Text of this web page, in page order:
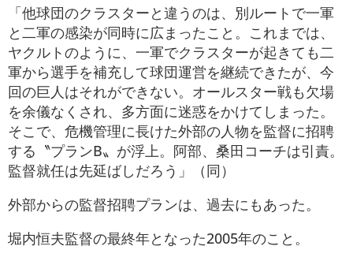
「他球団のクラスターと違うのは、別ルートで一軍
と二軍の感染が同時に広まったこと。これまでは、
ヤクルトのように、一軍でクラスターが起きても二
軍から選手を補充して球団運営を継続できたが、今
回の巨人はそれができない。オールスター戦も欠場
を余儀なくされ、多方面に迷惑をかけてしまった。
そこで、危機管理に長けた外部の人物を監督に招聘
する〝プランB〟が浮上。阿部、桑田コーチは引責。
監督就任は先延ばしだろう」（同）
外部からの監督招聘プランは、過去にもあった。
堀内恒夫監督の最終年となった2005年のこと。